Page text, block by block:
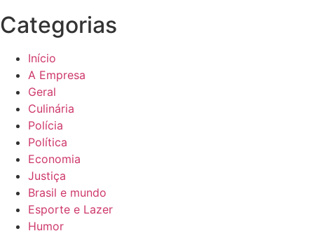
Categorias
Início
A Empresa
Geral
Culinária
Polícia
Política
Economia
Justiça
Brasil e mundo
Esporte e Lazer
Humor